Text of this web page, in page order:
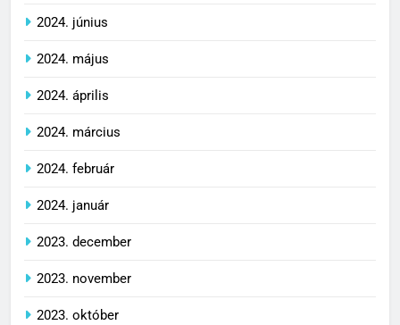
2024. június
2024. május
2024. április
2024. március
2024. február
2024. január
2023. december
2023. november
2023. október